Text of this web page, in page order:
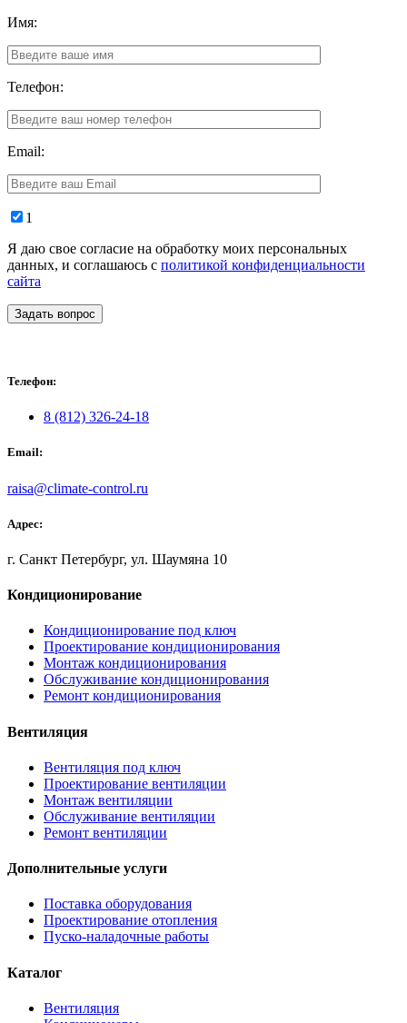
Имя:
Телефон:
Email:
1
Я даю свое согласие на обработку моих персональных
данных, и соглашаюсь с политикой конфиденциальности
сайта
Задать вопрос
Телефон:
8 (812) 326-24-18
Email:
raisa@climate-control.ru
Адрес:
г. Санкт Петербург, ул. Шаумяна 10
Кондиционирование
Кондиционирование под ключ
Проектирование кондиционирования
Монтаж кондиционирования
Обслуживание кондиционирования
Ремонт кондиционирования
Вентиляция
Вентиляция под ключ
Проектирование вентиляции
Монтаж вентиляции
Обслуживание вентиляции
Ремонт вентиляции
Дополнительные услуги
Поставка оборудования
Проектирование отопления
Пуско-наладочные работы
Каталог
Вентиляция